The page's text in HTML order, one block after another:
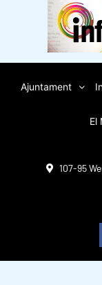
Ajuntament
El
107-95